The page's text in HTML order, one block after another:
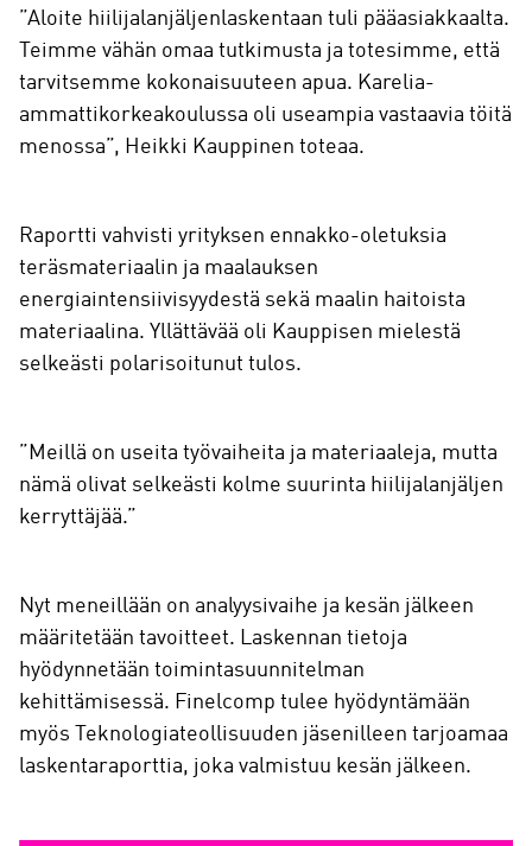
”Aloite hiilijalanjäljenlaskentaan tuli pääasiakkaalta.
Teimme vähän omaa tutkimusta ja totesimme, että
tarvitsemme kokonaisuuteen apua. Karelia-
ammattikorkeakoulussa oli useampia vastaavia töitä
menossa”, Heikki Kauppinen toteaa.
Raportti vahvisti yrityksen ennakko-oletuksia
teräsmateriaalin ja maalauksen
energiaintensiivisyydestä sekä maalin haitoista
materiaalina. Yllättävää oli Kauppisen mielestä
selkeästi polarisoitunut tulos.
”Meillä on useita työvaiheita ja materiaaleja, mutta
nämä olivat selkeästi kolme suurinta hiilijalanjäljen
kerryttäjää.”
Nyt meneillään on analyysivaihe ja kesän jälkeen
määritetään tavoitteet. Laskennan tietoja
hyödynnetään toimintasuunnitelman
kehittämisessä. Finelcomp tulee hyödyntämään
myös Teknologiateollisuuden jäsenilleen tarjoamaa
laskentaraporttia, joka valmistuu kesän jälkeen.